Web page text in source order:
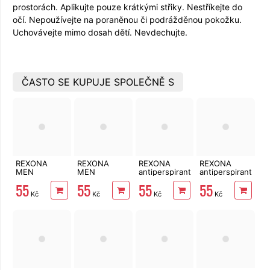
prostorách. Aplikujte pouze krátkými střiky. Nestříkejte do
očí. Nepoužívejte na poraněnou či podrážděnou pokožku.
Uchovávejte mimo dosah dětí. Nevdechujte.
ČASTO SE KUPUJE SPOLEČNĚ S
REXONA
MEN
antiperspirant
Cobalt Dry
150 ml
55 Kč
REXONA
MEN
antiperspirant
Active
Protection
55Kč
REXONA
antiperspirant
Sexy/Bright
Bouquet 150
ml
55Kč
REXONA
antiperspirant
Aloe vera 150
ml
55 Kč